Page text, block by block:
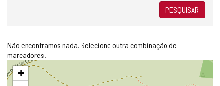
PESQUISAR
Não encontramos nada. Selecione outra combinação de
marcadores.
Pular
mapa
+